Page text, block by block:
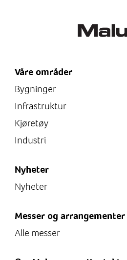
Våre områder
Bygninger
Infrastruktur
Kjøretøy
Industri
Nyheter
Nyheter
Messer og arrangementer
Alle messer